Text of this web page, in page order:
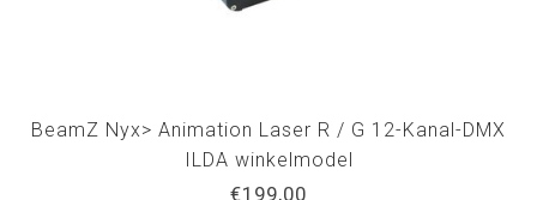
BeamZ Nyx> Animation Laser R / G 12-Kanal-DMX
ILDA winkelmodel
€199,00